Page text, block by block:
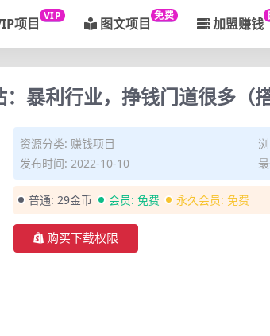
项目 VIP 图文项目 免费 加盟赚钱
暴利行业，挣钱门道很多（
资源分类: 赚钱项目
发布时间: 2022-10-10
普通: 29金币 会员: 免费 永久会员: 免费
购买下载权限